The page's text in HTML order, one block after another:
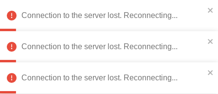
078 222 273 RU
Catalog de produse
0
Pagina principală Mobila bucatarie Robinete bucatarie
Connection to the server lost. Reconnecting...
Connection to the server lost. Reconnecting...
Connection to the server lost. Reconnecting...